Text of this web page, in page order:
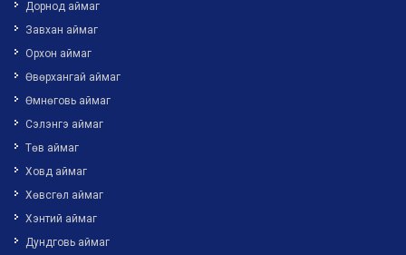
Дорнод аймаг
Завхан аймаг
Орхон аймаг
Өвөрхангай аймаг
Өмнөговь аймаг
Сэлэнгэ аймаг
Төв аймаг
Ховд аймаг
Хөвсгөл аймаг
Хэнтий аймаг
Дундговь аймаг